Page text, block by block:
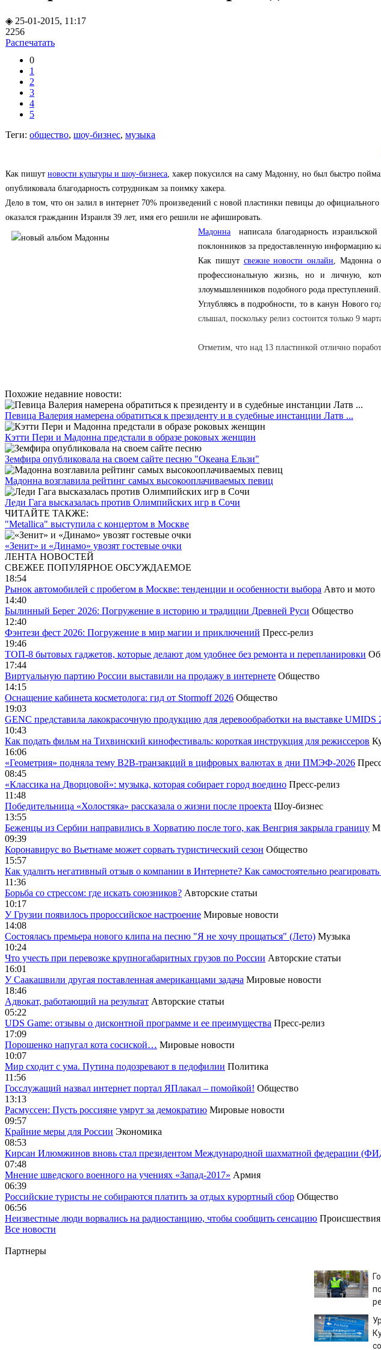
◈ 25-01-2015, 11:17
2256
Распечатать
0
1
2
3
4
5
Теги: общество, шоу-бизнес, музыка
Как пишутновости культуры и шоу-бизнеса , хакер покусился на саму Мадонну, но был быстро
опубликовала благодарность сотрудникам за поимку хакера.
Дело в том, что он залил в интернет 70% произведений с новой пластинки певицы до
оказался гражданин Израиля 39 лет, имя его решили не афишировать.
Мадонна написала благодарность
поклонников за предоставленную информацию
Как пишут свежие новости онлайн , Мадонна
профессиональную жизнь, но и личную,
злоумышленников подобного рода преступлений.
Углубляясь в подробности, то в канун Нового
слышал, поскольку релиз состоится только 9
Отметим, что над 13 пластинкой отлично
Похожие недавние новости:
Певица Валерия намерена обратиться к президенту и в судебные инстанции Латв ...
Кэтти Пери и Мадонна предстали в образе роковых женщин
Земфира опубликовала на своем сайте песню "Океана Ельзи"
Мадонна возглавила рейтинг самых высокооплачиваемых певиц
Леди Гага высказалась против Олимпийских игр в Сочи
ЧИТАЙТЕ ТАКЖЕ:
"Metallica" выступила с концертом в Москве
«Зенит» и «Динамо» увозят гостевые очки
ЛЕНТА НОВОСТЕЙ
СВЕЖЕЕ ПОПУЛЯРНОЕ ОБСУЖДАЕМОЕ
18:54
Рынок автомобилей с пробегом в Москве: тенденции и особенности выбора Авто и мото
14:40
Былинный Берег 2026: Погружение в историю и традиции Древней Руси Общество
12:40
Фэнтези фест 2026: Погружение в мир магии и приключений Пресс-релиз
19:46
ТОП-8 бытовых гаджетов, которые делают дом удобнее без ремонта и перепланировки
17:44
Виртуальную партию России выставили на продажу в интернете Общество
14:15
Оснащение кабинета косметолога: гид от Stormoff 2026 Общество
19:03
GENC представила лакокрасочную продукцию для деревообработки на выставке UMIDS
10:43
Как подать фильм на Тихвинский кинофестиваль: короткая инструкция для режиссеров
16:06
«Геометрия» подняла тему B2B-транзакций в цифровых валютах в дни ПМЭФ-2026
08:45
«Классика на Дворцовой»: музыка, которая собирает город воедино Пресс-релиз
11:48
Победительница «Холостяка» рассказала о жизни после проекта Шоу-бизнес
13:55
Беженцы из Сербии направились в Хорватию после того, как Венгрия закрыла границу
09:39
Коронавирус во Вьетнаме может сорвать туристический сезон Общество
15:57
Как удалить негативный отзыв о компании в Интернете? Как самостоятельно
11:36
Борьба со стрессом: где искать союзников? Авторские статьи
10:17
У Грузии появилось пророссийское настроение Мировые новости
14:08
Cостоялась премьера нового клипа на песню "Я не хочу прощаться" (Лето) Музыка
10:24
Что учесть при перевозке крупногабаритных грузов по России Авторские статьи
16:01
У Саакашвили другая поставленная американцами задача Мировые новости
18:46
Адвокат, работающий на результат Авторские статьи
05:22
UDS Game: отзывы о дисконтной программе и ее преимущества Пресс-релиз
17:09
Порошенко напугал кота сосиской… Мировые новости
10:07
Мир сходит с ума. Путина подозревают в педофилии Политика
11:56
Госслужащий назвал интернет портал ЯПлакал – помойкой! Общество
13:13
Расмуссен: Пусть россияне умрут за демократию Мировые новости
09:57
Крайние меры для России Экономика
08:53
Кирсан Илюмжинов вновь стал президентом Международной шахматной федерации
07:48
Мнение шведского военного на учениях «Запад-2017» Армия
06:39
Российские туристы не собираются платить за отдых курортный сбор Общество
06:56
Неизвестные люди ворвались на радиостанцию, чтобы сообщить сенсацию Происшествия
Все новости
Партнеры